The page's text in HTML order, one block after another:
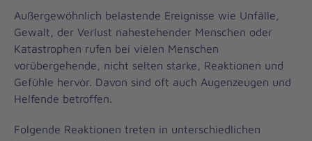
Außergewöhnlich belastende Ereignisse wie Unfälle,
Gewalt, der Verlust nahestehender Menschen oder
Katastrophen rufen bei vielen Menschen
vorübergehende, nicht selten starke, Reaktionen und
Gefühle hervor. Davon sind oft auch Augenzeugen und
Helfende betroffen.
Folgende Reaktionen treten in unterschiedlichen